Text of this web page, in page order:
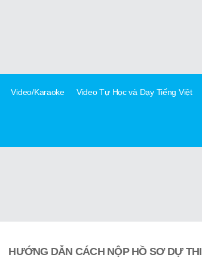
Video/Karaoke Video Tự Học và Dạy Tiếng Việt
HƯỚNG DẪN CÁCH NỘP HỒ SƠ DỰ THI